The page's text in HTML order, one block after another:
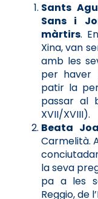
Sants
Sans i
màrtirs.
Xina, van
amb les
per haver
patir la
passar al
XVII/XVIII).
Beata
Carmelità.
la seva
pa a les
Reggio, de